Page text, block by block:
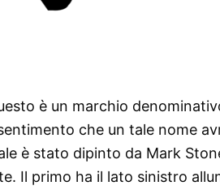
è un marchio
che un tale nome
è stato dipinto da Mark
Il primo ha il lato sinistro